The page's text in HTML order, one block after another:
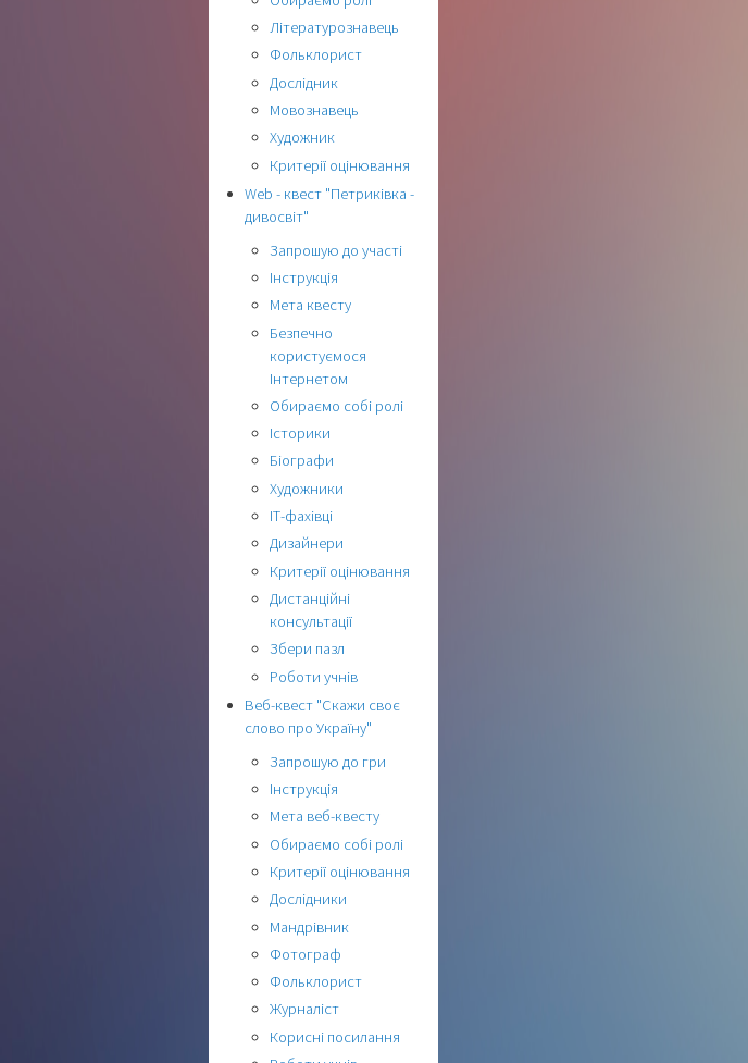
Літературознавець
Фольклорист
Дослідник
Мовознавець
Художник
Критерії оцінювання
Web - квест "Петриківка -
дивосвіт"
Запрошую до участі
Інструкція
Мета квесту
Безпечно
користуємося
Інтернетом
Обираємо собі ролі
Історики
Біографи
Художники
ІТ-фахівці
Дизайнери
Критерії оцінювання
Дистанційні
консультації
Збери пазл
Роботи учнів
Веб-квест "Скажи своє
слово про Україну"
Запрошую до гри
Інструкція
Мета веб-квесту
Обираємо собі ролі
Критерії оцінювання
Дослідники
Мандрівник
Фотограф
Фольклорист
Журналіст
Корисні посилання